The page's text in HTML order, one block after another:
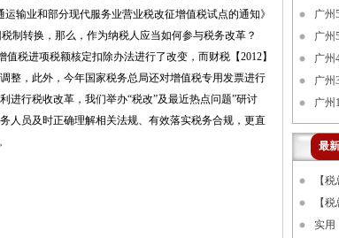
输业和部分现代服务业营业税改征增值税试点的通知》
制转换，那么，作为纳税人应当如何参与税务改革？
进项税额核定扣除办法进行了改变，而财税【2012】
整，此外，今年国家税务总局还对增值税专用发票进行
行税收改革，我们举办“税改”及最近热点问题”研讨
人员及时正确理解相关法规、有效落实税务合规，更直
广州
广州
广州
广州
广州
最
【
【
实用